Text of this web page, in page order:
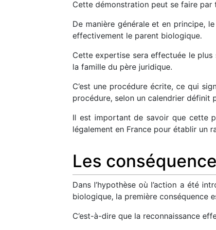
Cette démonstration peut se faire
De manière générale et en principe,
effectivement le parent biologique.
Cette expertise sera effectuée le plus
la famille du père juridique.
C’est une procédure écrite, ce qui
procédure, selon un calendrier définit
Il est important de savoir que cette
légalement en France pour établir un
Les
Dans l’hypothèse où l’action a été
biologique, la première conséquence
C’est-à-dire que la reconnaissance